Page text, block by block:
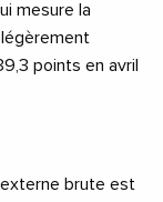
mesure la
points en avril
externe brute est